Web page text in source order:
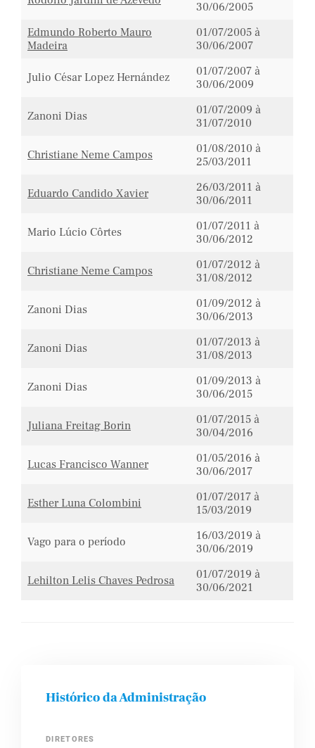
30/06/2005
Edmundo Roberto Mauro
Madeira
01/07/2005 à
30/06/2007
Julio César Lopez Hernández
01/07/2007 à
30/06/2009
Zanoni Dias
01/07/2009 à
31/07/2010
Christiane Neme Campos
01/08/2010 à
25/03/2011
Eduardo Candido Xavier
26/03/2011 à
30/06/2011
Mario Lúcio Côrtes
01/07/2011 à
30/06/2012
Christiane Neme Campos
01/07/2012 à
31/08/2012
Zanoni Dias
01/09/2012 à
30/06/2013
Zanoni Dias
01/07/2013 à
31/08/2013
Zanoni Dias
01/09/2013 à
30/06/2015
Juliana Freitag Borin
01/07/2015 à
30/04/2016
Lucas Francisco Wanner
01/05/2016 à
30/06/2017
Esther Luna Colombini
01/07/2017 à
15/03/2019
Vago para o período
16/03/2019 à
30/06/2019
Lehilton Lelis Chaves Pedrosa
01/07/2019 à
30/06/2021
Histórico da Administração
DIRETORES